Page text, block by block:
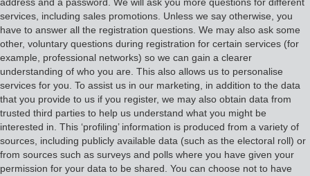
address and a password. We will ask you more questions for different
services, including sales promotions. Unless we say otherwise, you
have to answer all the registration questions. We may also ask some
other, voluntary questions during registration for certain services (for
example, professional networks) so we can gain a clearer
understanding of who you are. This also allows us to personalise
services for you. To assist us in our marketing, in addition to the data
that you provide to us if you register, we may also obtain data from
trusted third parties to help us understand what you might be
interested in. This ‘profiling’ information is produced from a variety of
sources, including publicly available data (such as the electoral roll) or
from sources such as surveys and polls where you have given your
permission for your data to be shared. You can choose not to have